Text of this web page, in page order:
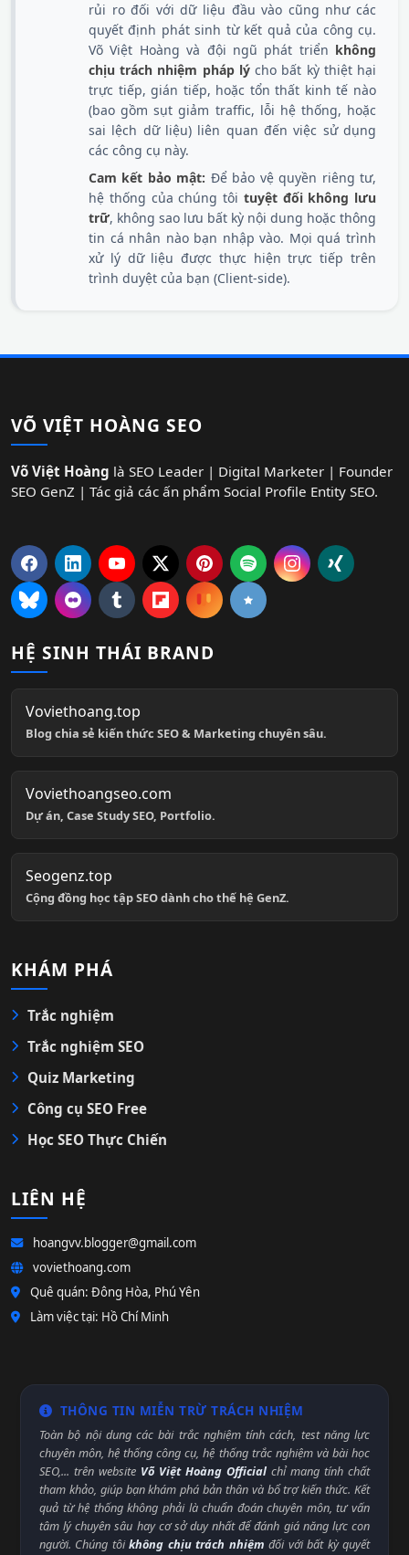
rủi ro đối với dữ liệu đầu vào cũng như các
quyết định phát sinh từ kết quả của công cụ.
Võ Việt Hoàng và đội ngũ phát triển không
chịu trách nhiệm pháp lýcho bất kỳ thiệt hại
trực tiếp, gián tiếp, hoặc tổn thất kinh tế nào
(bao gồm sụt giảm traffic, lỗi hệ thống, hoặc
sai lệch dữ liệu) liên quan đến việc sử dụng
các công cụ này.
Cam kết bảo mật: Để bảo vệ quyền riêng tư,
hệ thống của chúng tôi tuyệt đối không lưu
trữ, không sao lưu bất kỳ nội dung hoặc thông
tin cá nhân nào bạn nhập vào. Mọi quá trình
xử lý dữ liệu được thực hiện trực tiếp trên
trình duyệt của bạn (Client-side).
VÕ VIỆT HOÀNG SEO
Võ Việt Hoàng là SEO Leader | Digital Marketer | Founder
SEO GenZ | Tác giả các ấn phẩm Social Profile Entity SEO.
HỆ SINH THÁI BRAND
Voviethoang.top
Blog chia sẻ kiến thức SEO & Marketing chuyên sâu.
Voviethoangseo.com
Dự án, Case Study SEO, Portfolio.
Seogenz.top
Cộng đồng học tập SEO dành cho thế hệ GenZ.
KHÁM PHÁ
Trắc nghiệm
Trắc nghiệm SEO
Quiz Marketing
Công cụ SEO Free
Học SEO Thực Chiến
LIÊN HỆ
hoangvv.blogger@gmail.com
voviethoang.com
Quê quán: Đông Hòa, Phú Yên
Làm việc tại: Hồ Chí Minh
THÔNG TIN MIỄN TRỪ TRÁCH NHIỆM
Toàn bộ nội dung các bài trắc nghiệm tính cách, test năng lực
chuyên môn, hệ thống công cụ, hệ thống trắc nghiệm và bài học
SEO,... trên website Võ Việt Hoàng Official chỉ mang tính chất
tham khảo, giúp bạn khám phá bản thân và bổ trợ kiến thức. Kết
quả từ hệ thống không phải là chuẩn đoán chuyên môn, tư vấn
tâm lý chuyên sâu hay cơ sở duy nhất để đánh giá năng lực con
người. Chúng tôikhông chịu trách nhiệm đối với bất kỳ quyết